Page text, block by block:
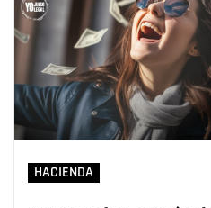
HACIENDA